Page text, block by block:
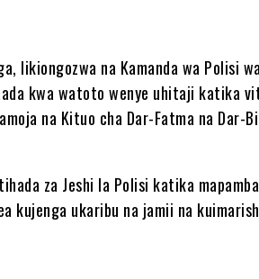
likiongozwa na Kamanda wa Polisi
kwa watoto wenye uhitaji katika
na Kituo cha Dar-Fatma na Dar-
za Jeshi la Polisi katika
kujenga ukaribu na jamii na